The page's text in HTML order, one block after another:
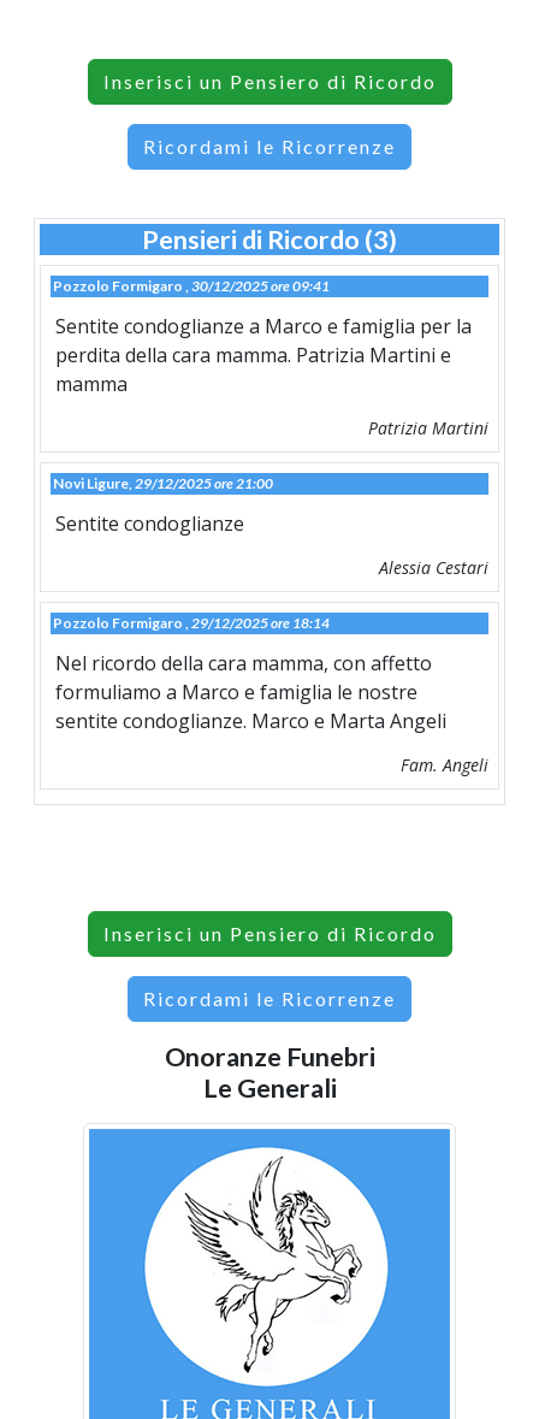
Inserisci un Pensiero di Ricordo
Ricordami le Ricorrenze
Pensieri di Ricordo (3)
Pozzolo Formigaro , 30/12/2025 ore 09:41
Sentite condoglianze a Marco e famiglia per la
perdita della cara mamma. Patrizia Martini e
mamma
Patrizia Martini
Novi Ligure, 29/12/2025 ore 21:00
Sentite condoglianze
Alessia Cestari
Pozzolo Formigaro , 29/12/2025 ore 18:14
Nel ricordo della cara mamma, con affetto
formuliamo a Marco e famiglia le nostre
sentite condoglianze. Marco e Marta Angeli
Fam. Angeli
Inserisci un Pensiero di Ricordo
Ricordami le Ricorrenze
Onoranze Funebri
Le Generali